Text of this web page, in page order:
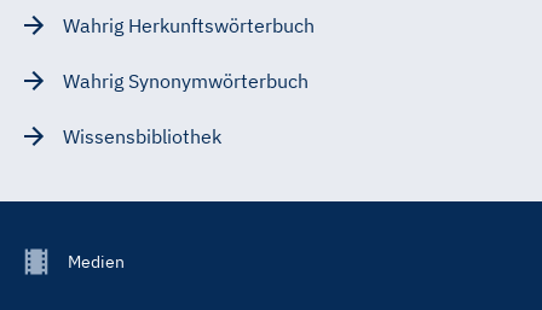
Wahrig Herkunftswörterbuch
Wahrig Synonymwörterbuch
Wissensbibliothek
FooterMedien